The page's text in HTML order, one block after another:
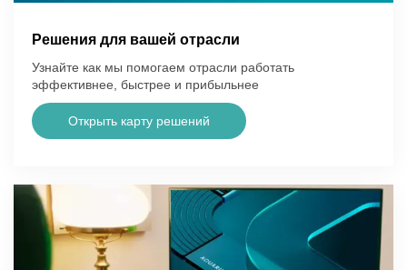
Решения для вашей отрасли
Узнайте как мы помогаем отрасли работать
эффективнее, быстрее и прибыльнее
Открыть карту решений